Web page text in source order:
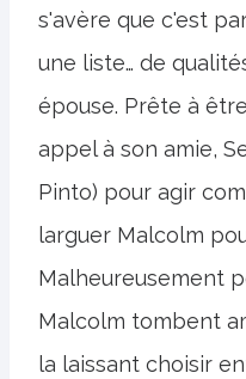
s'avère que c'est
une liste… de
épouse. Prête à
appel à son amie,
Pinto) pour agir
larguer Malcolm
Malheureusement
Malcolm tombent
la laissant choisir